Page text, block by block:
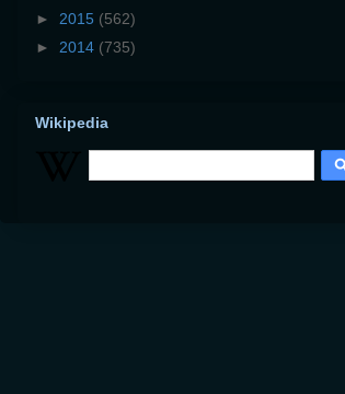
► 2015 (562)
► 2014 (735)
Wikipedia